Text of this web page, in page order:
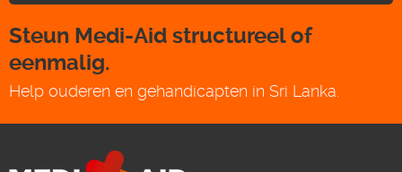
Steun Medi-Aid structureel of
eenmalig.
Help ouderen en gehandicapten in Sri Lanka.